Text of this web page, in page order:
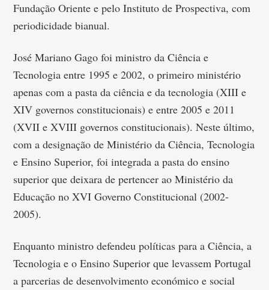
Fundação Oriente e pelo Instituto de Prospectiva, com
periodicidade bianual.
José Mariano Gago foi ministro da Ciência e
Tecnologia entre 1995 e 2002, o primeiro ministério
apenas com a pasta da ciência e da tecnologia (XIII e
XIV governos constitucionais) e entre 2005 e 2011
(XVII e XVIII governos constitucionais). Neste último,
com a designação de Ministério da Ciência, Tecnologia
e Ensino Superior, foi integrada a pasta do ensino
superior que deixara de pertencer ao Ministério da
Educação no XVI Governo Constitucional (2002-
2005).
Enquanto ministro defendeu políticas para a Ciência, a
Tecnologia e o Ensino Superior que levassem Portugal
a parcerias de desenvolvimento económico e social